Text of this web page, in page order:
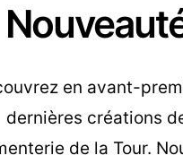
en avant-
dernières créations
de la Tour.